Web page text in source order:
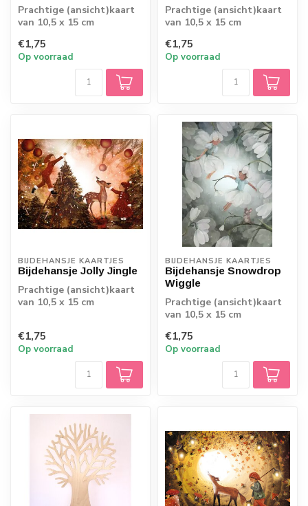
Prachtige (ansicht)kaart
van 10,5 x 15 cm
€1,75
Op voorraad
Prachtige (ansicht)kaart
van 10,5 x 15 cm
€1,75
Op voorraad
BIJDEHANSJE KAARTJES
Bijdehansje Jolly Jingle
Prachtige (ansicht)kaart
van 10,5 x 15 cm
€1,75
Op voorraad
BIJDEHANSJE KAARTJES
Bijdehansje Snowdrop
Wiggle
Prachtige (ansicht)kaart
van 10,5 x 15 cm
€1,75
Op voorraad